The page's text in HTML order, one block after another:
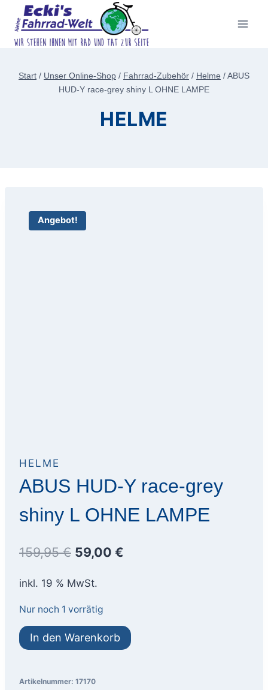
Inhalt
springen
Start / Unser Online-Shop / Fahrrad-Zubehör / Helme /ABUS
HUD-Y race-grey shiny L OHNE LAMPE
HELME
Angebot!
HELME
ABUS HUD-Y race-grey
shiny L OHNE LAMPE
159,95€ Ursprünglicher
war:
159,95 €
59,00 €
inkl. 19 % MwSt.
Nur noch 1 vorrätig
ABUS
HUD-
race-
In den Warenkorb
Artikelnummer: 17170